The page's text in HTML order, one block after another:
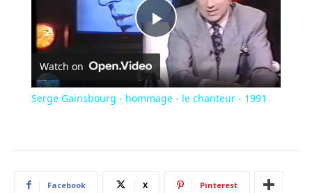
Play
Video
Watch on
Serge Gainsbourg - hommage - le chanteur - 1991
Facebook X Pinterest